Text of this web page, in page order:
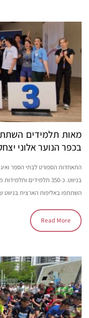
מאות תלמידים
בכפר הנוער אלוני
התאחדות הספורט לבתי הספר
השתתפו באליפות הארצית בניווט
Read More